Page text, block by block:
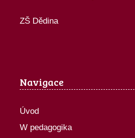
ZŠ Dědina
Navigace
Úvod
W pedagogika